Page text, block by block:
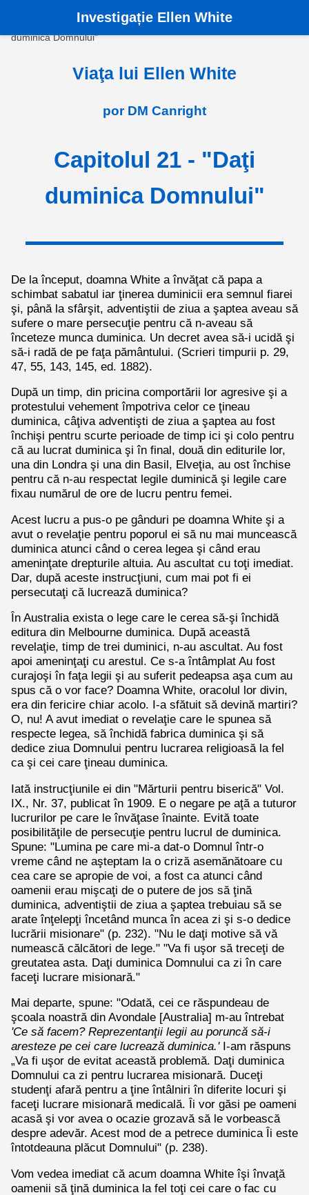
Cărți › Viaţa lui Ellen White › Capitolul 21 - "Daţi
duminica Domnului"
Investigație Ellen White
Viaţa lui Ellen White
por DM Canright
Capitolul 21 - "Daţi
duminica Domnului"
De la început, doamna White a învăţat că papa a
schimbat sabatul iar ţinerea duminicii era semnul fiarei
şi, până la sfârşit, adventiştii de ziua a şaptea aveau să
sufere o mare persecuţie pentru că n-aveau să
înceteze munca duminica. Un decret avea să-i ucidă şi
să-i radă de pe faţa pământului. (Scrieri timpurii p. 29,
47, 55, 143, 145, ed. 1882).
După un timp, din pricina comportării lor agresive şi a
protestului vehement împotriva celor ce ţineau
duminica, câţiva adventişti de ziua a şaptea au fost
închişi pentru scurte perioade de timp ici şi colo pentru
că au lucrat duminica şi în final, două din editurile lor,
una din Londra şi una din Basil, Elveţia, au ost închise
pentru că n-au respectat legile duminică şi legile care
fixau numărul de ore de lucru pentru femei.
Acest lucru a pus-o pe gânduri pe doamna White şi a
avut o revelaţie pentru poporul ei să nu mai muncească
duminica atunci când o cerea legea şi când erau
ameninţate drepturile altuia. Au ascultat cu toţi imediat.
Dar, după aceste instrucţiuni, cum mai pot fi ei
persecutaţi că lucrează duminica?
În Australia exista o lege care le cerea să-şi închidă
editura din Melbourne duminica. După această
revelaţie, timp de trei duminici, n-au ascultat. Au fost
apoi ameninţaţi cu arestul. Ce s-a întâmplat Au fost
curajoşi în faţa legii şi au suferit pedeapsa aşa cum au
spus că o vor face? Doamna White, oracolul lor divin,
era din fericire chiar acolo. I-a sfătuit să devină martiri?
O, nu! A avut imediat o revelaţie care le spunea să
respecte legea, să închidă fabrica duminica şi să
dedice ziua Domnului pentru lucrarea religioasă la fel
ca şi cei care ţineau duminica.
Iată instrucţiunile ei din "Mărturii pentru biserică" Vol.
IX., Nr. 37, publicat în 1909. E o negare pe aţă a tuturor
lucrurilor pe care le învăţase înainte. Evită toate
posibilităţile de persecuţie pentru lucrul de duminica.
Spune: "Lumina pe care mi-a dat-o Domnul într-o
vreme când ne aşteptam la o criză asemănătoare cu
cea care se apropie de voi, a fost ca atunci când
oamenii erau mişcaţi de o putere de jos să ţină
duminica, adventiştii de ziua a şaptea trebuiau să se
arate înţelepţi încetând munca în acea zi şi s-o dedice
lucrării misionare" (p. 232). "Nu le daţi motive să vă
numească călcători de lege." "Va fi uşor să treceţi de
greutatea asta. Daţi duminica Domnului ca zi în care
faceţi lucrare misionară."
Mai departe, spune: "Odată, cei ce răspundeau de
şcoala noastră din Avondale [Australia] m-au întrebat
'Ce să facem? Reprezentanţii legii au poruncă să-i
aresteze pe cei care lucrează duminica.' I-am răspuns
„Va fi uşor de evitat această problemă. Daţi duminica
Domnului ca zi pentru lucrarea misionară. Duceţi
studenţi afară pentru a ţine întâlniri în diferite locuri şi
faceţi lucrare misionară medicală. Îi vor găsi pe oameni
acasă şi vor avea o ocazie grozavă să le vorbească
despre adevăr. Acest mod de a petrece duminica Îi este
întotdeauna plăcut Domnului" (p. 238).
Vom vedea imediat că acum doamna White îşi învaţă
oamenii să ţină duminica la fel toţi cei care o fac cu